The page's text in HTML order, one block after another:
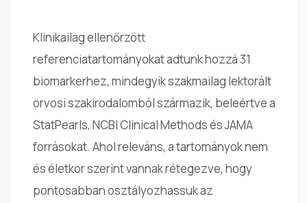
Klinikailag ellenőrzött
referenciatartományokat adtunk hozzá 31
biomarkerhez, mindegyik szakmailag lektorált
orvosi szakirodalomból származik, beleértve a
StatPearls, NCBI Clinical Methods és JAMA
forrásokat. Ahol releváns, a tartományok nem
és életkor szerint vannak rétegezve, hogy
pontosabban osztályozhassuk az